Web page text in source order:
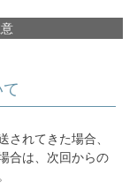
されてきた場合、
合は、次回からの